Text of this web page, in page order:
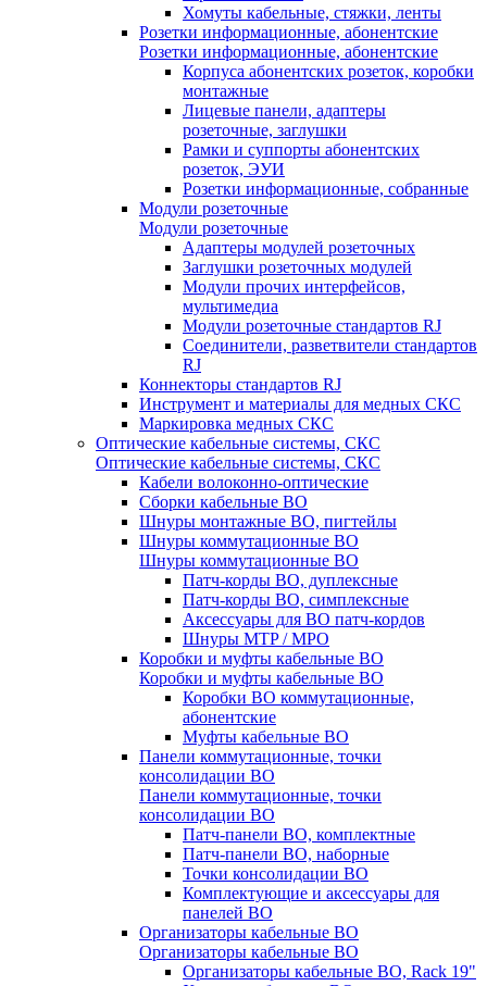
Хомуты кабельные, стяжки, ленты
Розетки информационные, абонентские
Розетки информационные, абонентские
Корпуса абонентских розеток, коробки
монтажные
Лицевые панели, адаптеры
розеточные, заглушки
Рамки и суппорты абонентских
розеток, ЭУИ
Розетки информационные, собранные
Модули розеточные
Модули розеточные
Адаптеры модулей розеточных
Заглушки розеточных модулей
Модули прочих интерфейсов,
мультимедиа
Модули розеточные стандартов RJ
Соединители, разветвители стандартов
RJ
Коннекторы стандартов RJ
Инструмент и материалы для медных СКС
Маркировка медных СКС
Оптические кабельные системы, СКС
Оптические кабельные системы, СКС
Кабели волоконно-оптические
Сборки кабельные ВО
Шнуры монтажные ВО, пигтейлы
Шнуры коммутационные ВО
Шнуры коммутационные ВО
Патч-корды ВО, дуплексные
Патч-корды ВО, симплексные
Аксессуары для ВО патч-кордов
Шнуры MTP / MPO
Коробки и муфты кабельные ВО
Коробки и муфты кабельные ВО
Коробки ВО коммутационные,
абонентские
Муфты кабельные ВО
Панели коммутационные, точки
консолидации ВО
Панели коммутационные, точки
консолидации ВО
Патч-панели ВО, комплектные
Патч-панели ВО, наборные
Точки консолидации ВО
Комплектующие и аксессуары для
панелей ВО
Организаторы кабельные ВО
Организаторы кабельные ВО
Организаторы кабельные ВО, Rack 19"